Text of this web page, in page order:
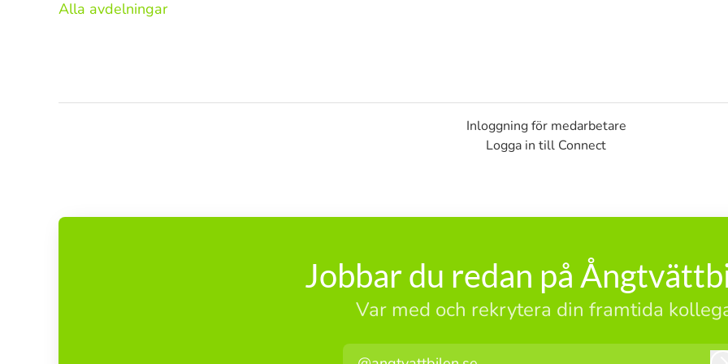
Alla avdelningar
Inloggning för medarbetare
Logga in till Connect
Jobbar du redan på
Var med och rekrytera din framtida